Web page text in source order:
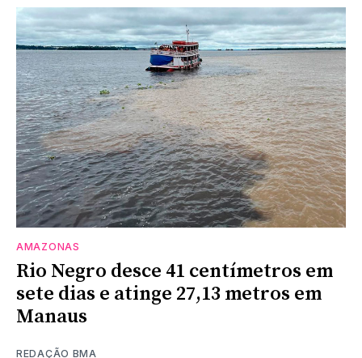
AMAZONAS
Rio Negro desce 41 centímetros em
sete dias e atinge 27,13 metros em
Manaus
REDAÇÃO BMA